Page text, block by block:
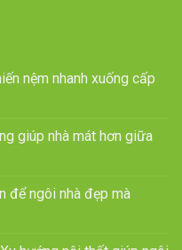
nệm nhanh xuống cấp
giúp nhà mát hơn giữa
để ngôi nhà đẹp mà